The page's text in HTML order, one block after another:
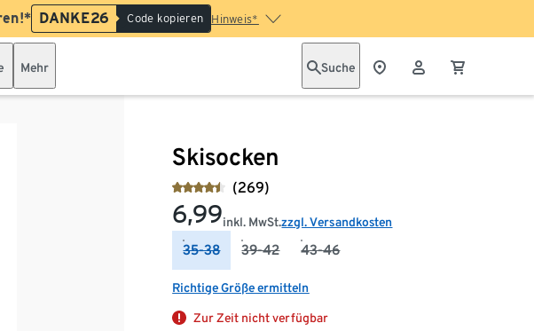
DANKE26 Code kopieren Hinweis*
Mehr Suche
Skisocken
(269)
6,99inkl. MwSt.zzgl. Versandkosten
35-38 39-42 43-46
Richtige Größe ermitteln
Zur Zeit nicht verfügbar